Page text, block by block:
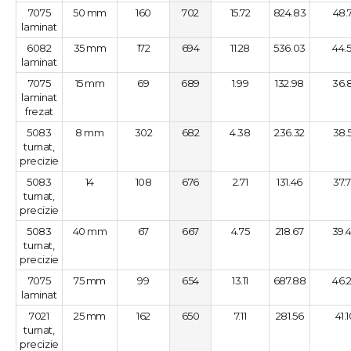
7075
laminat
50 mm 160 702 15.72 824.83
6082
laminat
35 mm 172 694 11.28 536.03
7075
laminat
frezat
15 mm 69 689 1.99 132.98
5083
turnat,
precizie
8 mm 302 682 4.38 236.32
5083
turnat,
precizie
14 108 676 2.71 131.46
5083
turnat,
precizie
40 mm 67 667 4.75 218.67
7075
laminat
75 mm 99 654 13.11 687.88
7021
turnat,
precizie
25 mm 162 650 7.11 281.56